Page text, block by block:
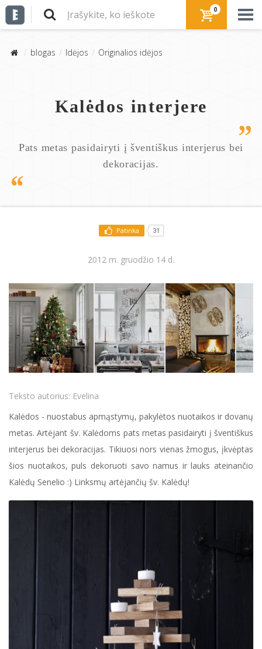
0
blogas Idėjos Originalios idėjos
Kalėdos interjere
Pats metas pasidairyti į šventiškus interjerus bei
dekoracijas.
Patinka 31
2012 m. gruodžio 14 d.
Teksto autorius: Evelina
Kalėdos - nuostabus apmąstymų, pakylėtos nuotaikos ir dovanų
metas. Artėjant šv. Kalėdoms pats metas pasidairyti į šventiškus
interjerus bei dekoracijas. Tikiuosi nors vienas žmogus, įkvėptas
šios nuotaikos, puls dekoruoti savo namus ir lauks ateinančio
Kalėdų Senelio :) Linksmų artėjančių šv. Kalėdų!